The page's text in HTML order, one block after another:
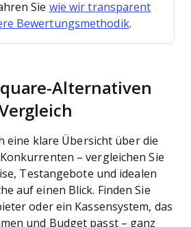
Sie wie wir transparent
Bewertungsmethodik.
Alternativen
eine klare Übersicht über die
– vergleichen Sie
Testangebote und idealen
auf einen Blick. Finden Sie
oder ein Kassensystem, das
und Budget passt – ganz